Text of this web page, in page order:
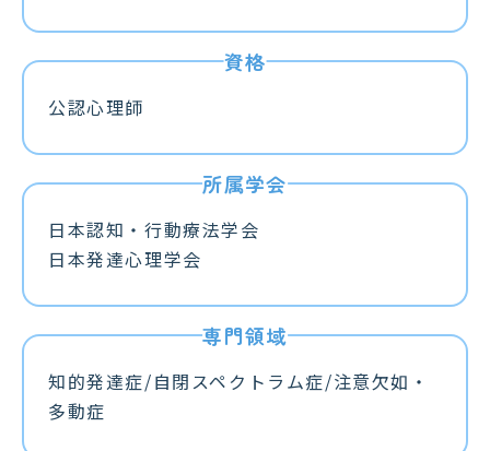
公認心理師
日本認知・行動療法学会
日本発達心理学会
知的発達症/自閉スペクトラム症/注意欠如・
多動症